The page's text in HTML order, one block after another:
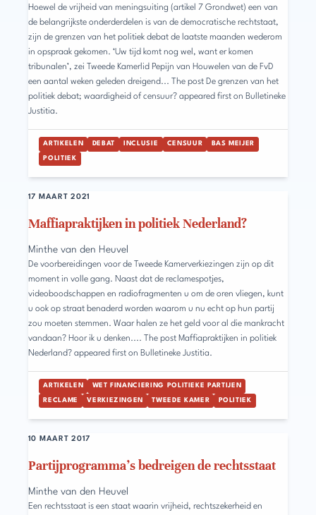
Hoewel de vrijheid van meningsuiting (artikel 7 Grondwet) een van
de belangrijkste onderderdelen is van de democratische rechtstaat,
zijn de grenzen van het politiek debat de laatste maanden wederom
in opspraak gekomen. ‘Uw tijd komt nog wel, want er komen
tribunalen’, zei Tweede Kamerlid Pepijn van Houwelen van de FvD
een aantal weken geleden dreigend... The post De grenzen van het
politiek debat; waardigheid of censuur? appeared first on Bulletineke
Justitia.
ARTIKELEN DEBAT INCLUSIE CENSUUR BAS MEIJER
POLITIEK
Maffiapraktijken in politiek Nederland?
17 MAART 2021
Minthe van den Heuvel
De voorbereidingen voor de Tweede Kamerverkiezingen zijn op dit
moment in volle gang. Naast dat de reclamespotjes,
videoboodschappen en radiofragmenten u om de oren vliegen, kunt
u ook op straat benaderd worden waarom u nu echt op hun partij
zou moeten stemmen. Waar halen ze het geld voor al die mankracht
vandaan? Hoor ik u denken.... The post Maffiapraktijken in politiek
Nederland? appeared first on Bulletineke Justitia.
ARTIKELEN WET FINANCIERING POLITIEKE PARTIJEN
RECLAME VERKIEZINGEN TWEEDE KAMER POLITIEK
Partijprogramma’s bedreigen de rechtsstaat
10 MAART 2017
Minthe van den Heuvel
Een rechtsstaat is een staat waarin vrijheid, rechtszekerheid en